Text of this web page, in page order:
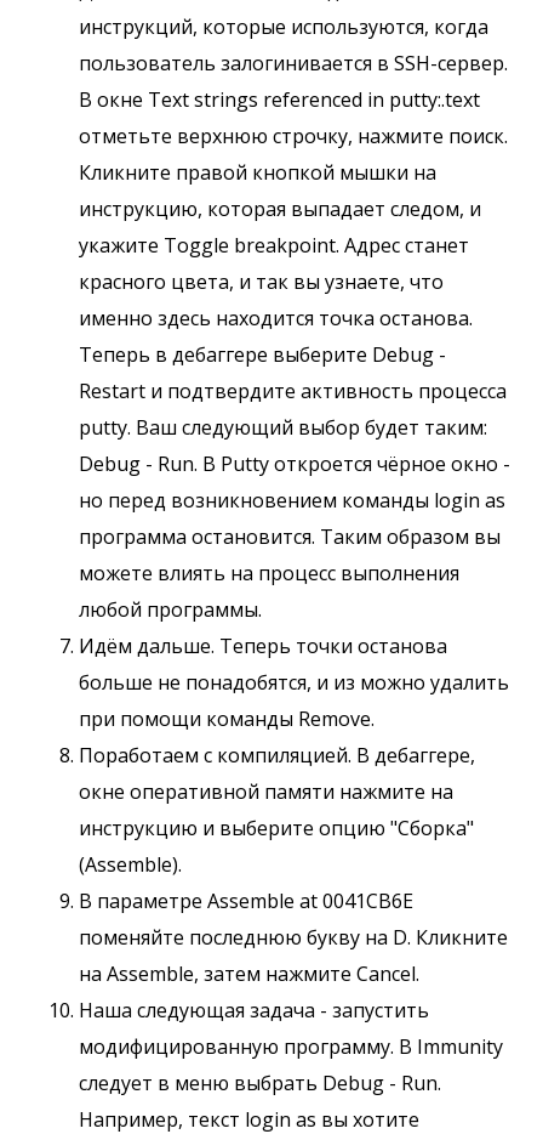
инструкций, которые используются, когда
пользователь залогинивается в SSH-сервер.
В окне Text strings referenced in putty:.text
отметьте верхнюю строчку, нажмите поиск.
Кликните правой кнопкой мышки на
инструкцию, которая выпадает следом, и
укажите Toggle breakpoint. Адрес станет
красного цвета, и так вы узнаете, что
именно здесь находится точка останова.
Теперь в дебаггере выберите Debug -
Restart и подтвердите активность процесса
putty. Ваш следующий выбор будет таким:
Debug - Run. В Putty откроется чёрное окно -
но перед возникновением команды login as
программа остановится. Таким образом вы
можете влиять на процесс выполнения
любой программы.
Идём дальше. Теперь точки останова
больше не понадобятся, и из можно удалить
при помощи команды Remove.
Поработаем с компиляцией. В дебаггере,
окне оперативной памяти нажмите на
инструкцию и выберите опцию "Сборка"
(Assemble).
В параметре Assemble at 0041CB6E
поменяйте последнюю букву на D. Кликните
на Assemble, затем нажмите Cancel.
Наша следующая задача - запустить
модифицированную программу. В Immunity
следует в меню выбрать Debug - Run.
Например, текст login as вы хотите